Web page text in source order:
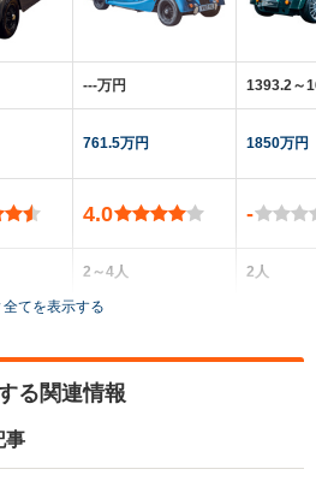
‐‐‐万円
761.5万円
4.0
2～4人
2ドア
全高
1.22m～1.32m
1393.2～
1850万円
-
2人
全てを表示する
る関連情報
事